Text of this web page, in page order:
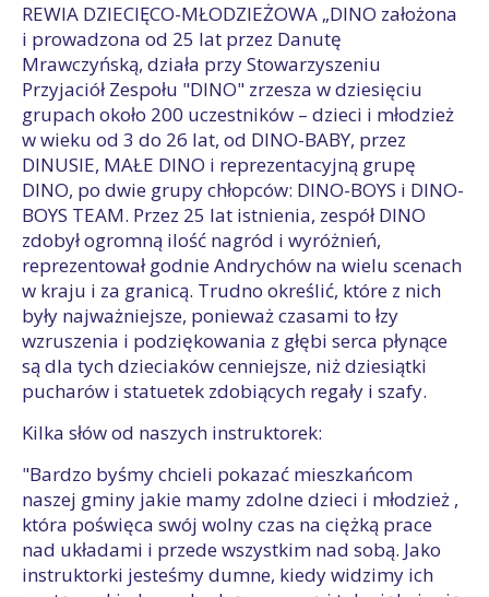
REWIA DZIECIĘCO-MŁODZIEŻOWA „DINO założona
i prowadzona od 25 lat przez Danutę
Mrawczyńską, działa przy Stowarzyszeniu
Przyjaciół Zespołu "DINO" zrzesza w dziesięciu
grupach około 200 uczestników – dzieci i młodzież
w wieku od 3 do 26 lat, od DINO-BABY, przez
DINUSIE, MAŁE DINO i reprezentacyjną grupę
DINO, po dwie grupy chłopców: DINO-BOYS i DINO-
BOYS TEAM. Przez 25 lat istnienia, zespół DINO
zdobył ogromną ilość nagród i wyróżnień,
reprezentował godnie Andrychów na wielu scenach
w kraju i za granicą. Trudno określić, które z nich
były najważniejsze, ponieważ czasami to łzy
wzruszenia i podziękowania z głębi serca płynące
są dla tych dzieciaków cenniejsze, niż dziesiątki
pucharów i statuetek zdobiących regały i szafy.
Kilka słów od naszych instruktorek:
"Bardzo byśmy chcieli pokazać mieszkańcom
naszej gminy jakie mamy zdolne dzieci i młodzież ,
która poświęca swój wolny czas na ciężką prace
nad układami i przede wszystkim nad sobą. Jako
instruktorki jesteśmy dumne, kiedy widzimy ich